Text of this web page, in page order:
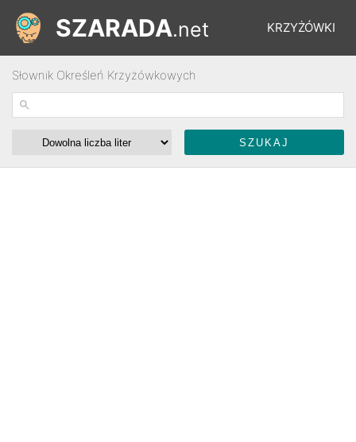
KRZYŻÓWKI
ŁAMIGŁÓWKI
SZARADA.net
Słownik Określeń Krzyżówkowych